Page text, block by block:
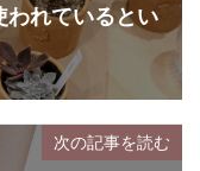
われているとい
次の記事を読む